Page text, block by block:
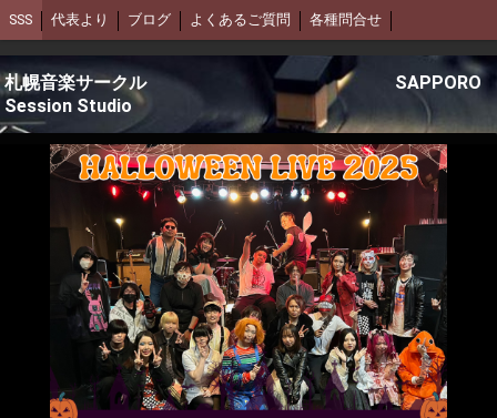
SSS 代表より ブログ よくあるご質問 各種問合せ
札幌音楽サークル SAPPORO
Session Studio